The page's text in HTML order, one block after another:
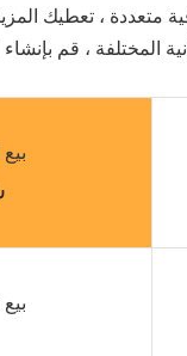
، تعطيك المزيد
المختلفة ، قم بإنشاء